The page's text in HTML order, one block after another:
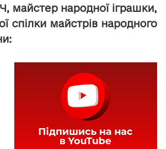
народної іграшки,
спілки майстрів народного